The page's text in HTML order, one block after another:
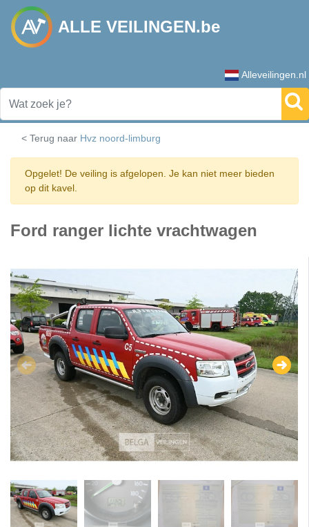
ALLE VEILINGEN.be
Alleveilingen.nl
< Terug naar Hvz noord-limburg
Opgelet! De veiling is afgelopen. Je kan niet meer bieden
op dit kavel.
Ford ranger lichte vrachtwagen